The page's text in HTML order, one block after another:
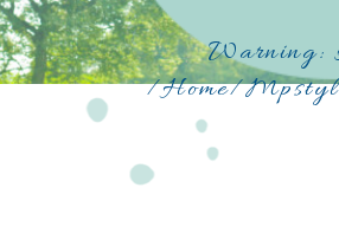
Warning:
/home/